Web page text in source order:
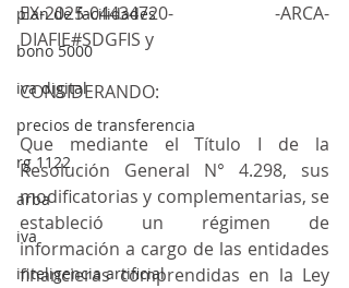
plan de facilidades
bono 5000
iva digital
precios de transferencia
rg 1122
arba
iva
inteligencia artificial
EX-2025-04434720- -ARCA-
DIAFIE#SDGFIS y
CONSIDERANDO:
Que mediante el Título I de la
Resolución General N° 4.298, sus
modificatorias y complementarias, se
estableció un régimen de
información a cargo de las entidades
financieras comprendidas en la Ley